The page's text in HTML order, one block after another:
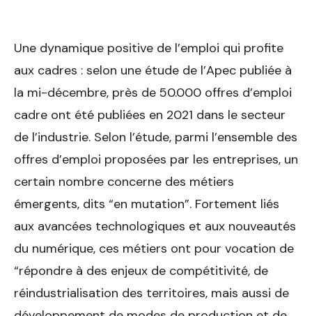
Une dynamique positive de l’emploi qui profite
aux cadres : selon une étude de l’Apec publiée à
la mi-décembre, près de 50.000 offres d’emploi
cadre ont été publiées en 2021 dans le secteur
de l’industrie. Selon l’étude, parmi l’ensemble des
offres d’emploi proposées par les entreprises, un
certain nombre concerne des métiers
émergents, dits “en mutation”. Fortement liés
aux avancées technologiques et aux nouveautés
du numérique, ces métiers ont pour vocation de
“répondre à des enjeux de compétitivité, de
réindustrialisation des territoires, mais aussi de